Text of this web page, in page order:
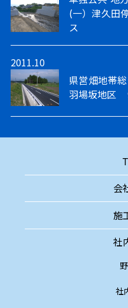
(一）津久田
ス
2011.10
県営畑地帯
羽場坂地区
会
施
社
社